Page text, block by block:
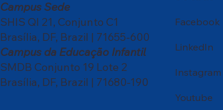
Campus Sede
SHIS QI 21, Conjunto C1
Brasília, DF, Brazil | 71655-600
Campus da Educação Infantil
SMDB Conjunto 19 Lote 2
Brasília, DF, Brazil | 71680-190
Facebook
LinkedIn
Instagram
Youtube